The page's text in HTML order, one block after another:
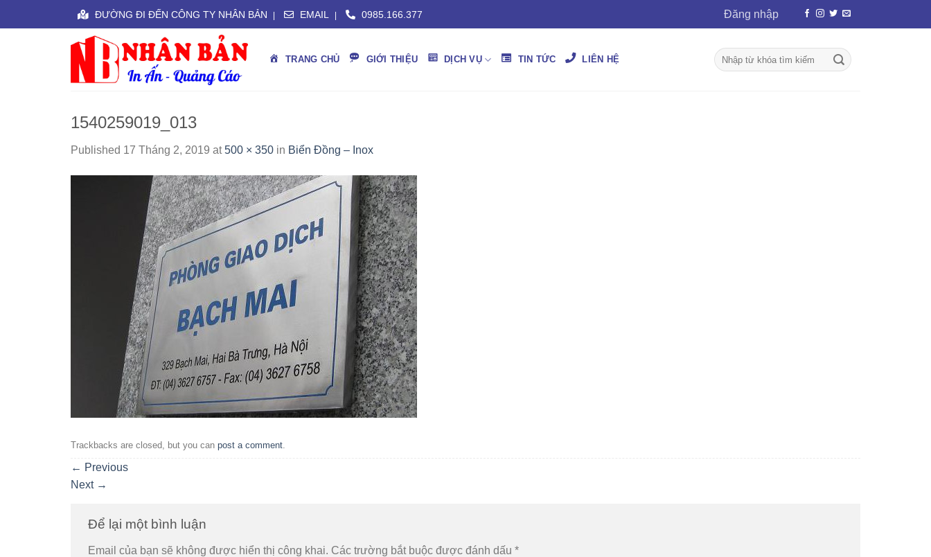
ĐƯỜNG ĐI ĐẾN CÔNG TY NHÂN BẢN | EMAIL | 0985.166.377 Đăng nhập
TRANG CHỦ GIỚI THIỆU DỊCH VỤ TIN TỨC LIÊN HỆ
Tìm
kiếm:
1540259019_013
Published 17 Tháng 2, 2019 at500 × 350 in Biển Đồng – Inox
Trackbacks are closed, but you can post a comment.
← Previous
Next →
Để lại một bình luận
Email của bạn sẽ không được hiển thị công khai. Các trường bắt buộc được đánh dấu *